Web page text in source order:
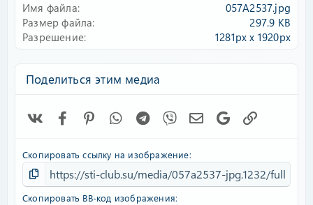
Имя файла
057A2537.jpg
Размер файла
297.9 KB
Разрешение
1281px x 1920px
Поделиться этим медиа
FacebookPinterestWhatsAppTelegram
Viber Электронная почта
Google
Скопировать ссылку на изображение
Скопировать BB-код изображения